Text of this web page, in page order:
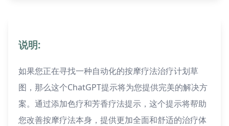
说明:
如果您正在寻找一种自动化的按摩疗法治疗计划草
图，那么这个ChatGPT提示将为您提供完美的解决方
案。通过添加色疗和芳香疗法提示，这个提示将帮助
您改善按摩疗法本身，提供更加全面和舒适的治疗体